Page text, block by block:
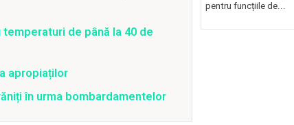
de până la 40 de
apropiaților
în urma bombardamentelor
pentru funcțiile de...